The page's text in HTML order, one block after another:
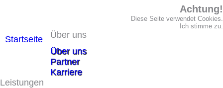
Achtung!
Diese Seite verwendet Cookies.
Ich stimme zu.
Startseite
Über uns
Über uns
Partner
Karriere
Leistungen